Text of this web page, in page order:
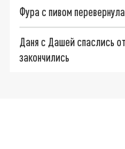
Фура с пивом
Даня с Дашей спаслись
закончились